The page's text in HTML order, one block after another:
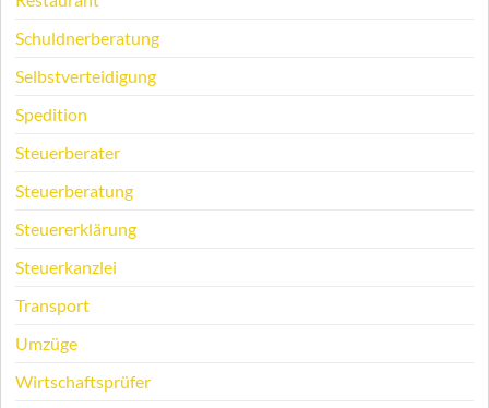
Schuldnerberatung
Selbstverteidigung
Spedition
Steuerberater
Steuerberatung
Steuererklärung
Steuerkanzlei
Transport
Umzüge
Wirtschaftsprüfer